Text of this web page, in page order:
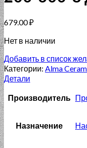
679.00₽
Нет в наличии
Добавить в список
Категории: Alma
Детали
Производитель
Назначение